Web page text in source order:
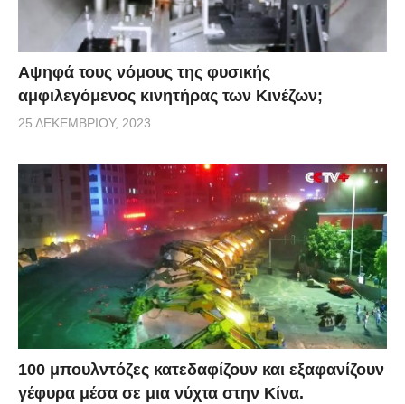
Αψηφά τους νόμους της φυσικής
αμφιλεγόμενος κινητήρας των Κινέζων;
25 ΔΕΚΕΜΒΡΊΟΥ, 2023
100 μπουλντόζες κατεδαφίζουν και εξαφανίζουν
γέφυρα μέσα σε μια νύχτα στην Κίνα.